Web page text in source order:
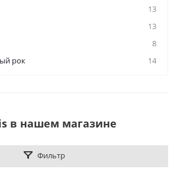
13
13
8
рок
14
в нашем магазине
Фильтр